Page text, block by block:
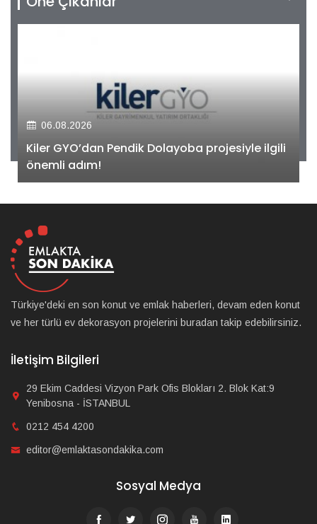
06.08.2026
Kiler GYO’dan Pendik Dolayoba projesiyle ilgili
önemli adım!
Türkiye'deki en son konut ve emlak haberleri, devam eden konut
ve her türlü ev dekorasyon projelerini buradan takip edebilirsiniz.
İletişim Bilgileri
29 Ekim Caddesi Vizyon Park Ofis Blokları 2. Blok Kat:9
Yenibosna - İSTANBUL
0212 454 4200
editor@emlaktasondakika.com
Sosyal Medya